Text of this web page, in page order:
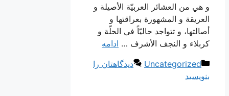
و هي من العشائر العربيّة الأصيلة و
العريقة و المشهورة بعراقتها و
أصالتها، و تتواجد حاليّاً في الحلّة و
كربلاء و النجف الأشرف … ادامه
دسته‌ها
Uncategorized
دیدگاهتان را
بنویسید